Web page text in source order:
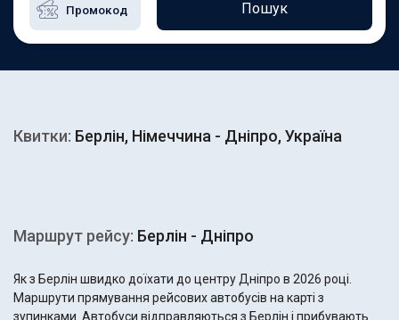
Пошук
Квитки: Берлін, Німеччина - Дніпро, Україна
Маршрут рейсу: Берлін - Дніпро
Як з Берлін швидко доїхати до центру Дніпро в 2026 році.
Маршрути прямування рейсових автобусів на карті з
зупинками. Автобуси відправляються з Берлін і прибувають